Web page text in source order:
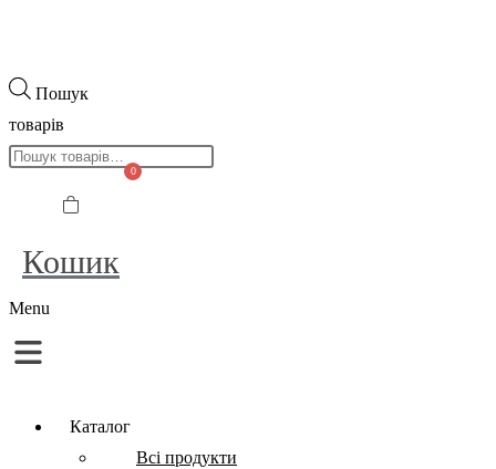
Пошук
товарів
0
Кошик
Menu
Каталог
Всі продукти